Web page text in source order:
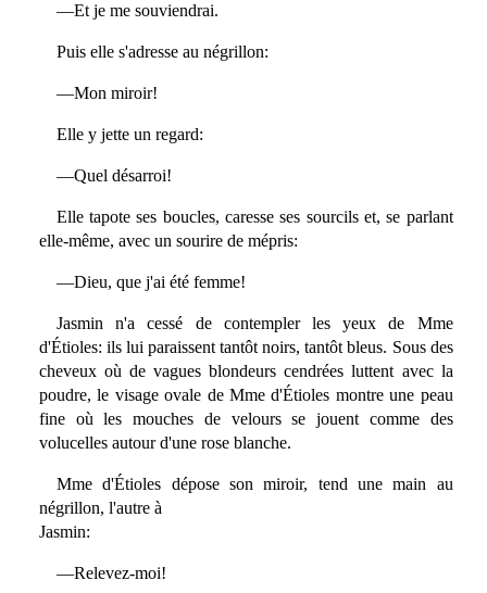
—Et je me souviendrai.
Puis elle s'adresse au négrillon:
—Mon miroir!
Elle y jette un regard:
—Quel désarroi!
Elle tapote ses boucles, caresse ses sourcils et, se parlant
elle-même, avec un sourire de mépris:
—Dieu, que j'ai été femme!
Jasmin n'a cessé de contempler les yeux de Mme
d'Étioles: ils lui paraissent tantôt noirs, tantôt bleus. Sous des
cheveux où de vagues blondeurs cendrées luttent avec la
poudre, le visage ovale de Mme d'Étioles montre une peau
fine où les mouches de velours se jouent comme des
volucelles autour d'une rose blanche.
Mme d'Étioles dépose son miroir, tend une main au
négrillon, l'autre à
Jasmin:
—Relevez-moi!